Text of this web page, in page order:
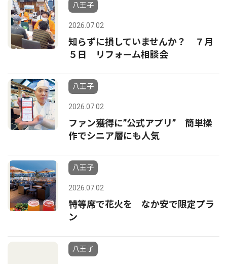
八王子
2026.07.02
知らずに損していませんか？ ７月
５日 リフォーム相談会
八王子
2026.07.02
ファン獲得に”公式アプリ” 簡単操
作でシニア層にも人気
八王子
2026.07.02
特等席で花火を なか安で限定プラ
ン
八王子